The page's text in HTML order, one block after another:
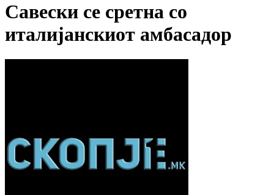
Савески се сретна со
италијанскиот амбасадор